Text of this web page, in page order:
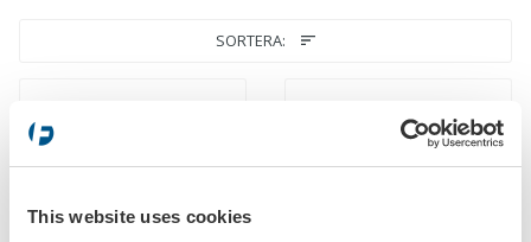
This website uses cookies
SORTERA: